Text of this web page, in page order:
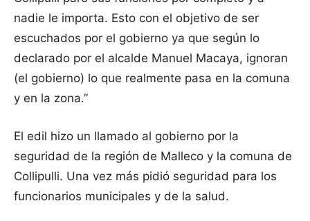
nadie le importa. Esto con el objetivo de ser
escuchados por el gobierno ya que según lo
declarado por el alcalde Manuel Macaya, ignoran
(el gobierno) lo que realmente pasa en la comuna
y en la zona.”
El edil hizo un llamado al gobierno por la
seguridad de la región de Malleco y la comuna de
Collipulli. Una vez más pidió seguridad para los
funcionarios municipales y de la salud.